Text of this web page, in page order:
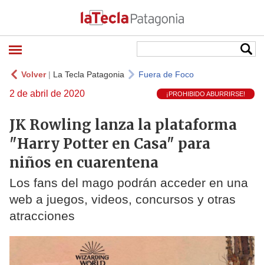
Volver| La Tecla Patagonia Fuera de Foco
2 de abril de 2020 ¡PROHIBIDO ABURRIRSE!
JK Rowling lanza la plataforma
"Harry Potter en Casa" para
niños en cuarentena
Los fans del mago podrán acceder en una
web a juegos, videos, concursos y otras
atracciones